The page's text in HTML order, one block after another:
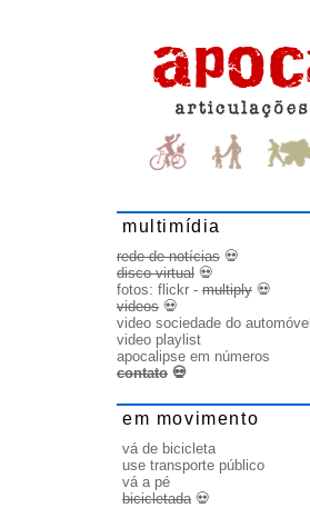
multimídia
rede de notícias 💀
disco virtual 💀
fotos: flickr - multiply 💀
videos 💀
video sociedade do automóvel
video playlist
apocalipse em números
contato 💀
em movimento
vá de bicicleta
use transporte público
vá a pé
bicicletada💀